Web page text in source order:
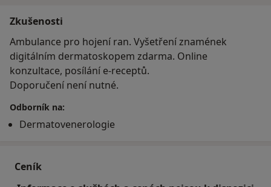
Zkušenosti
Ambulance pro hojení ran. Vyšetření znamének
digitálním dermatoskopem zdarma. Online
konzultace, posílání e-receptů.
Doporučení není nutné.
Odborník na:
Dermatovenerologie
Ceník